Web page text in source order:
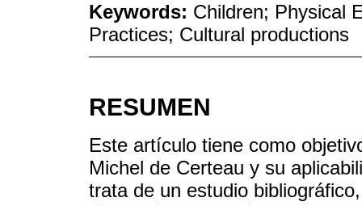
Keywords: Children; Physical
Practices; Cultural productions
RESUMEN
Este artículo tiene como
Michel de Certeau y su
trata de un estudio